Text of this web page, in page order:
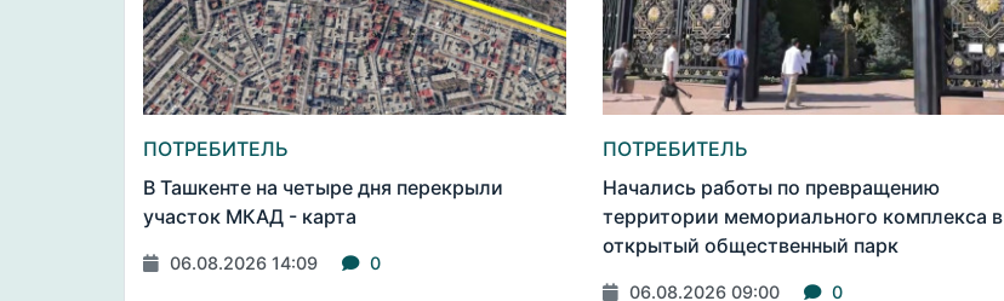
ПОТРЕБИТЕЛЬ
В Ташкенте на четыре дня перекрыли
участок МКАД - карта
06.08.2026 14:09 0
ПОТРЕБИТЕЛЬ
Начались работы по превращению
территории мемориального комплекса в
открытый общественный парк
06.08.2026 09:00 0